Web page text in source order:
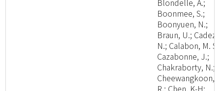
Blondelle, A.;
Boonmee, S.;
Boonyuen, N.;
Braun, U.; Cadez,
N.; Calabon, M.
Cazabonne, J.;
Chakraborty, N.;
Cheewangkoon,
R.; Chen, K-H;